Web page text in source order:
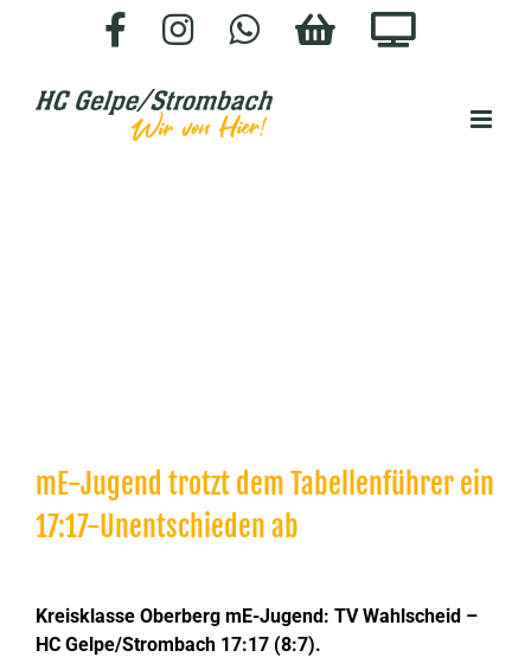
FacebookInstagram
WhatsApp
HC-
mE-Jugend trotzt dem Tabellenführer ein
17:17-Unentschieden ab
grösseres
Bild
Kreisklasse Oberberg mE-Jugend: TV Wahlscheid –
HC Gelpe/Strombach 17:17 (8:7).